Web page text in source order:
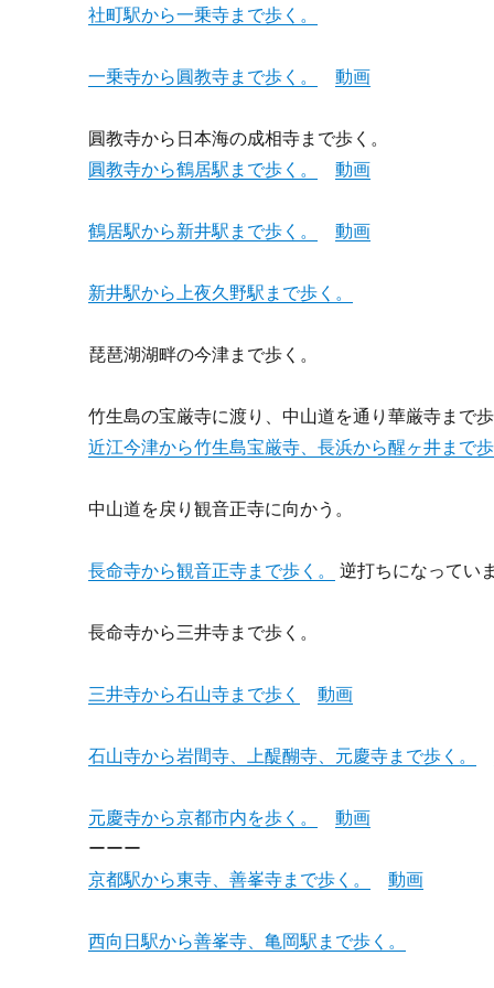
社町駅から一乗寺まで歩く。
一乗寺から圓教寺まで歩く。 動画
圓教寺から日本海の成相寺まで歩く。
圓教寺から鶴居駅まで歩く。
動画
鶴居駅から新井駅まで歩く。 動画
新井駅から上夜久野駅まで歩く。
琵琶湖湖畔の今津まで歩く。
竹生島の宝厳寺に渡り、中山道を通り華厳寺まで歩
近江今津から竹生島宝厳寺、長浜から醒ヶ井まで歩
中山道を戻り観音正寺に向かう。
長命寺から観音正寺まで歩く。 逆打ちになってい
長命寺から三井寺まで歩く。
三井寺から石山寺まで歩く 動画
石山寺から岩間寺、上醍醐寺、元慶寺まで歩く。
元慶寺から京都市内を歩く。
動画
ーーー
京都駅から東寺、善峯寺まで歩く。
動画
西向日駅から善峯寺、亀岡駅まで歩く。